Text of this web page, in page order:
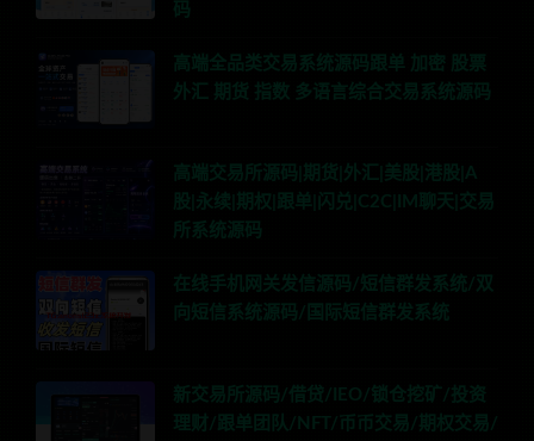
码
高端全品类交易系统源码跟单 加密 股票
外汇 期货 指数 多语言综合交易系统源码
高端交易所源码|期货|外汇|美股|港股|A
股|永续|期权|跟单|闪兑|C2C|IM聊天|交易
所系统源码
在线手机网关发信源码/短信群发系统/双
向短信系统源码/国际短信群发系统
新交易所源码/借贷/IEO/锁仓挖矿/投资
理财/跟单团队/NFT/币币交易/期权交易/